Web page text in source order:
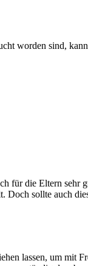
worden sind,
für die Eltern
sollte auch
lassen, um mit